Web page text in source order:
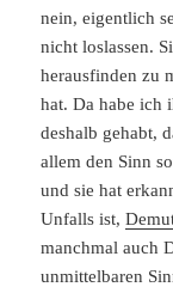
nein, eigentlich
nicht loslassen.
herausfinden zu
hat. Da habe ich
deshalb gehabt,
allem den Sinn
und sie hat
Unfalls ist,
manchmal auch
unmittelbaren